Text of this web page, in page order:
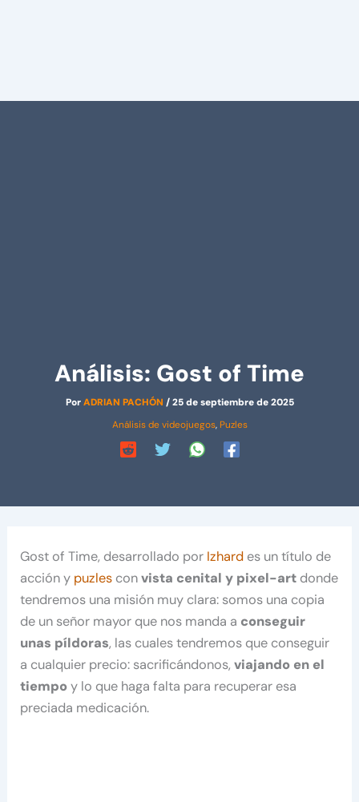
Análisis: Gost of Time
PorADRIAN PACHÓN /25 de septiembre de 2025
Análisis de videojuegos, Puzles
Gost of Time, desarrollado por Izhard es un título de
acción y puzles convista cenital y pixel-art donde
tendremos una misión muy clara: somos una copia
de un señor mayor que nos manda a conseguir
unas píldoras, las cuales tendremos que conseguir
a cualquier precio: sacrificándonos,viajando en el
tiempoy lo que haga falta para recuperar esa
preciada medicación.